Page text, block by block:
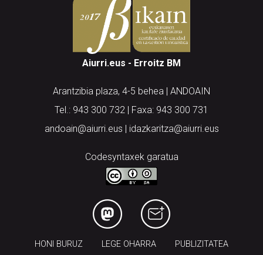
Aiurri.eus - Erroitz BM
Arantzibia plaza, 4-5 behea | ANDOAIN
Tel.: 943 300 732 | Faxa: 943 300 731
andoain@aiurri.eus | idazkaritza@aiurri.eus
Codesyntaxek garatua
HONI BURUZ LEGE OHARRA PUBLIZITATEA